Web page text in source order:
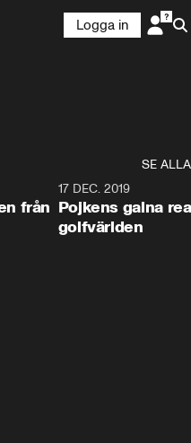
Logga in
SE ALLA
från
17 DEC. 2019
Pojkens galna
golfvärlden